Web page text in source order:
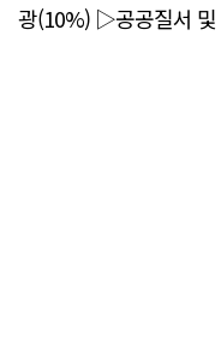
광(10%) ▷공공질서 및